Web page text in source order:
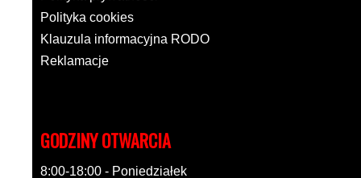
Polityka cookies
Klauzula informacyjna RODO
Reklamacje
GODZINY OTWARCIA
8:00-18:00 - Poniedziałek